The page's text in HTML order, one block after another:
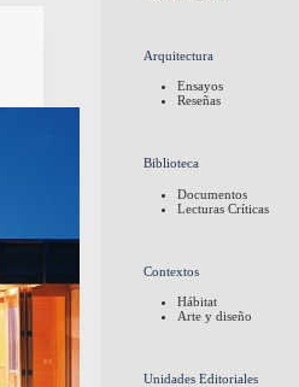
Arquitectura
Ensayos
Reseñas
Biblioteca
Documentos
Lecturas Críticas
Contextos
Hábitat
Arte y diseño
Unidades Editoriales